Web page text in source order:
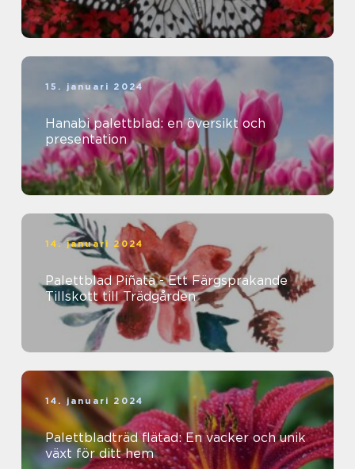
15. januari 2024
Hanabi palettblad: en översikt och
presentation
14. januari 2024
Palettblad Piñata - Ett Färgsprakande
Tillskott till Trädgården
14. januari 2024
Palettbladträd flätad: En vacker och unik
växt för ditt hem